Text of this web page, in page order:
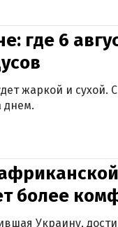
где 6
жаркой и
днем.
более
Украину,